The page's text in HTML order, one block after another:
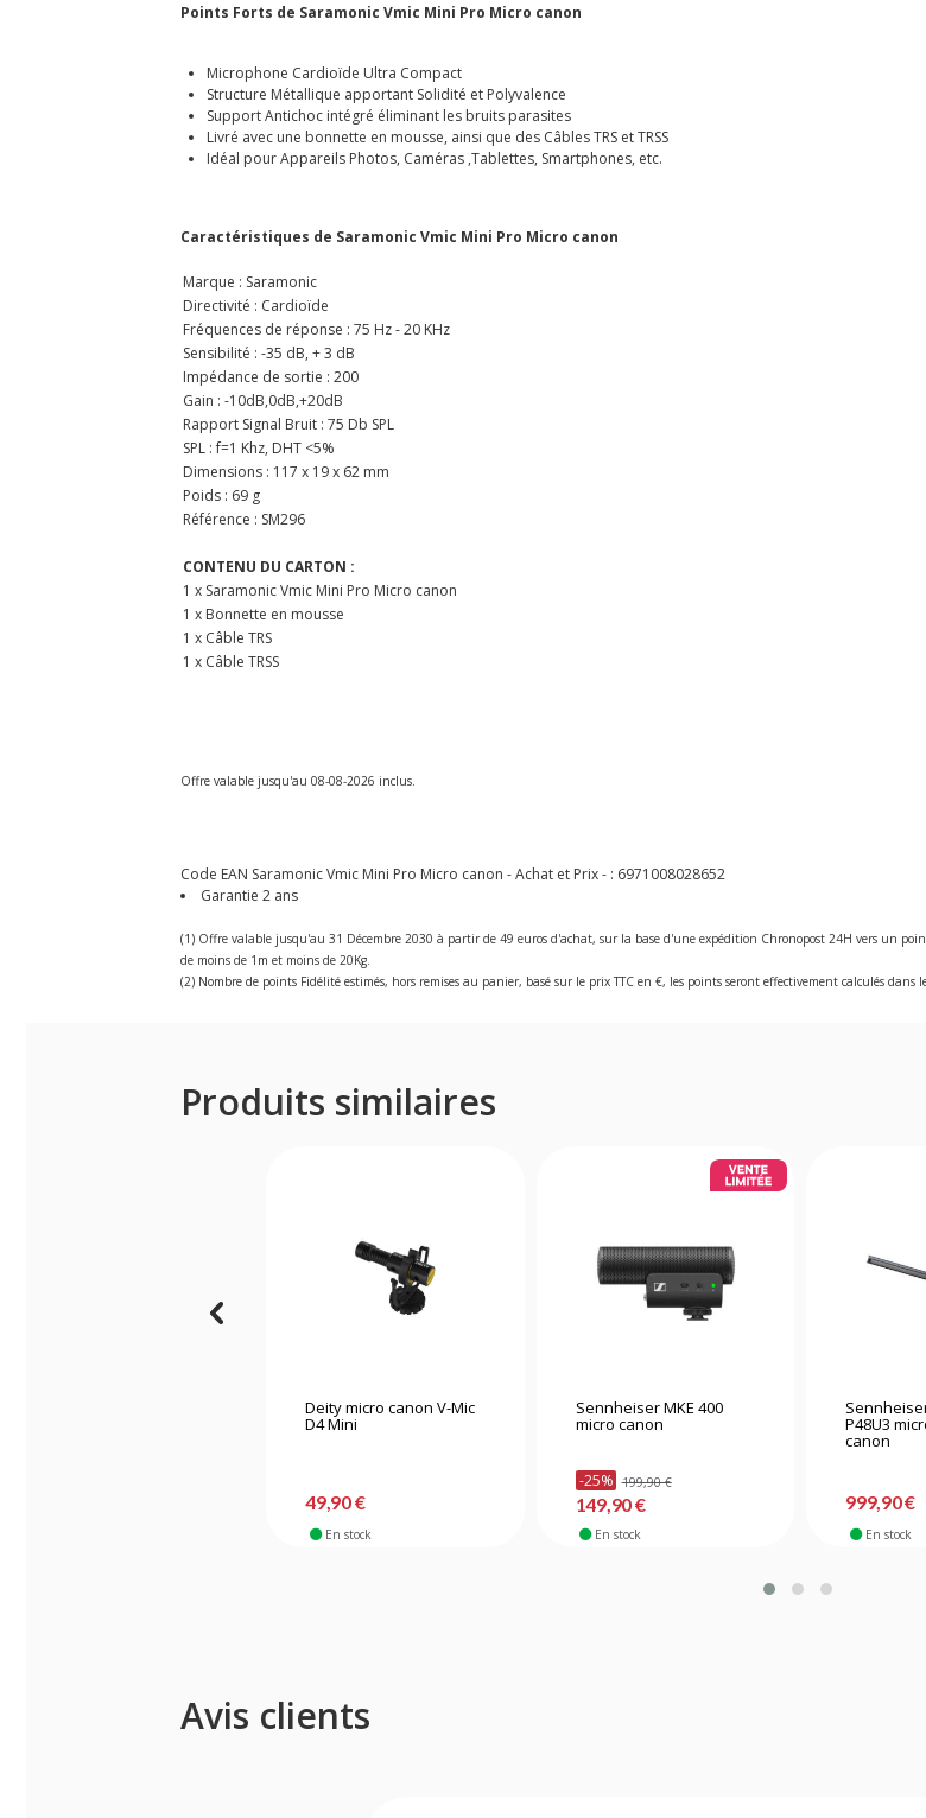
Points Forts de Saramonic Vmic Mini Pro Micro canon
Microphone Cardioïde Ultra Compact
Structure Métallique apportant Solidité et Polyvalence
Support Antichoc intégré éliminant les bruits parasites
Livré avec une bonnette en mousse, ainsi que des Câbles TRS et TRSS
Idéal pour Appareils Photos, Caméras ,Tablettes, Smartphones, etc.
Caractéristiques de Saramonic Vmic Mini Pro Micro canon
Marque : Saramonic
Directivité : Cardioïde
Fréquences de réponse : 75 Hz - 20 KHz
Sensibilité : -35 dB, + 3 dB
Impédance de sortie : 200
Gain : -10dB,0dB,+20dB
Rapport Signal Bruit : 75 Db SPL
SPL : f=1 Khz, DHT <5%
Dimensions : 117 x 19 x 62 mm
Poids : 69 g
Référence : SM296
CONTENU DU CARTON :
1 x Saramonic Vmic Mini Pro Micro canon
1 x Bonnette en mousse
1 x Câble TRS
1 x Câble TRSS
Offre valable jusqu'au 08-08-2026 inclus.
Code EAN Saramonic Vmic Mini Pro Micro canon - Achat et Prix - : 6971008028652
Garantie 2 ans
(1) Offre valable jusqu'au 31 Décembre 2030 à partir de 49 euros d'achat, sur la base d'une expédition Chronopost 24H vers un
de moins de 1m et moins de 20Kg.
(2) Nombre de points Fidélité estimés, hors remises au panier, basé sur le prix TTC en €, les points seront effectivement calculés dans
Produits similaires
Deity micro canon V-Mic
D4 Mini
49,90 €
En stock
Sennheiser MKE 400
micro canon
-25% 199,90 €
149,90 €
En stock
P48U3
canon
999,90 €
En stock
Avis clients